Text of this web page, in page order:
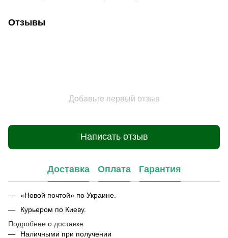
Отзывы
Добавьте первый отзыв
Написать отзыв
Доставка Оплата Гарантия
«Новой почтой» по Украине.
Курьером по Киеву.
Подробнее о доставке
Наличными при получении